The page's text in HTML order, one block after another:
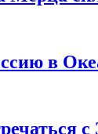
в